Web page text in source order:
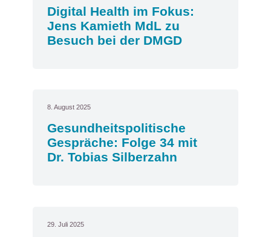
Digital Health im Fokus:
Jens Kamieth MdL zu
Besuch bei der DMGD
8. August 2025
Gesundheitspolitische
Gespräche: Folge 34 mit
Dr. Tobias Silberzahn
29. Juli 2025